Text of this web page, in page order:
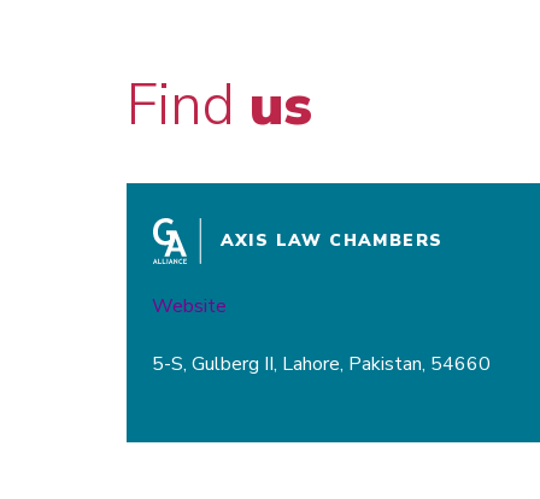
Find us
AXIS LAW CHAMBERS
Website
5-S, Gulberg II, Lahore, Pakistan, 54660